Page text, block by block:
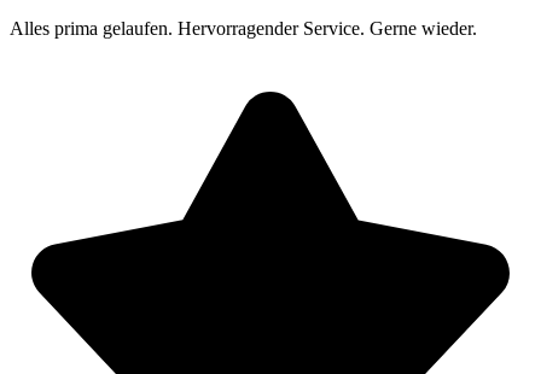
Alles prima gelaufen. Hervorragender Service. Gerne wieder.